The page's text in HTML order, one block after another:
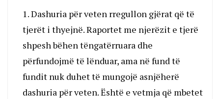
1. Dashuria për veten rregullon gjërat që të
tjerët i thyejnë. Raportet me njerëzit e tjerë
shpesh bëhen tëngatërruara dhe
përfundojmë të lënduar, ama në fund të
fundit nuk duhet të mungojë asnjëherë
dashuria për veten. Është e vetmja që mbetet